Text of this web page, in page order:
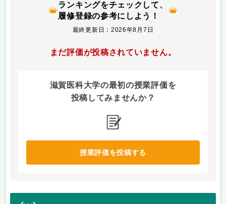
ランキングをチェックして、
履修登録の参考にしよう！
最終更新日：2026年8月7日
まだ評価が投稿されていません。
滋賀医科大学の最初の授業評価を
投稿してみませんか？
授業評価を投稿する